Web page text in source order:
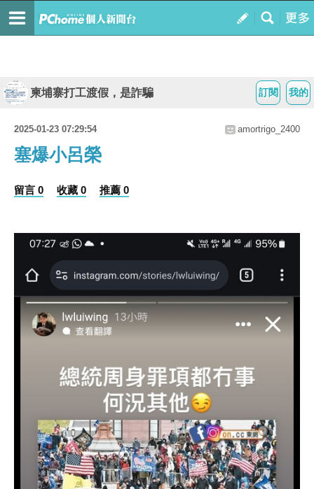
我的
訂閱
柬埔寨打工渡假，是詐騙
2025-01-23 07:29:54 amortrigo_2400
塞爆小呂榮
留言 0 收藏 0 推薦 0